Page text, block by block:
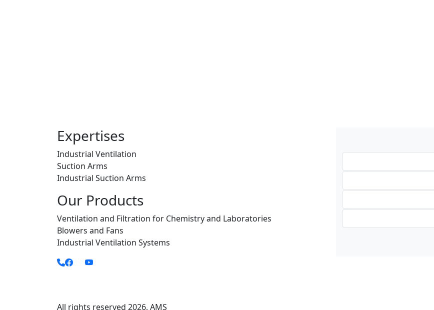
Expertises
Industrial Ventilation
Suction Arms
Industrial Suction Arms
Our Products
Ventilation and Filtration for Chemistry and Laboratories
Blowers and Fans
Industrial Ventilation Systems
All rights reserved 2026, AMS